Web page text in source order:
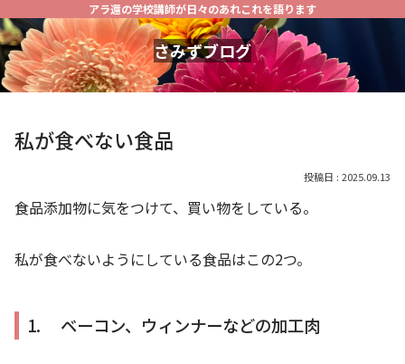
アラ還の学校講師が日々のあれこれを語ります
さみずブログ
私が食べない食品
2025.09.13
食品添加物に気をつけて、買い物をしている。
私が食べないようにしている食品はこの2つ。
1. ベーコン、ウィンナーなどの加工肉